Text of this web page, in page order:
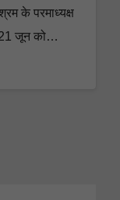
के परमाध्यक्ष
21 जून को…